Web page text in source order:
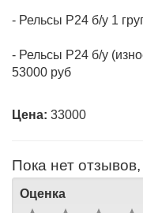
- Рельсы Р24 б/у
53000 руб
Цена:
Пока нет
Оценка